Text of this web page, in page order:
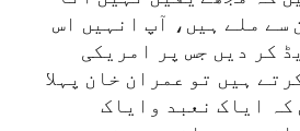
سے ملے ہیں، آپ انہیں اس
کر دیں جس پر امریکی
ہیں تو عمران خان پہلا
کہ ایاک نعبد وایاک